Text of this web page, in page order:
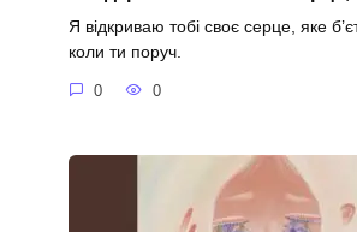
Я відкриваю тобі своє серце, яке
коли ти поруч.
0 0